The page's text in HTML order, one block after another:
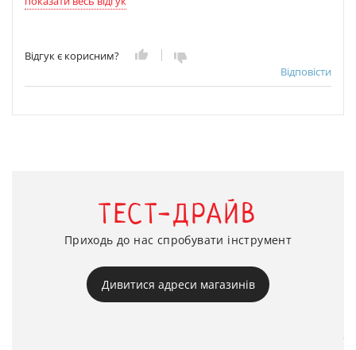
Відгук є корисним?
Відповісти
ТЕСТ-ДРАЙВ
Приходь до нас спробувати інструмент
Дивитися адреси магазинів